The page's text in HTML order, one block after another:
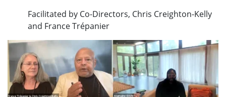
Facilitated by Co-Directors, Chris Creighton-Kelly
and France Trépanier